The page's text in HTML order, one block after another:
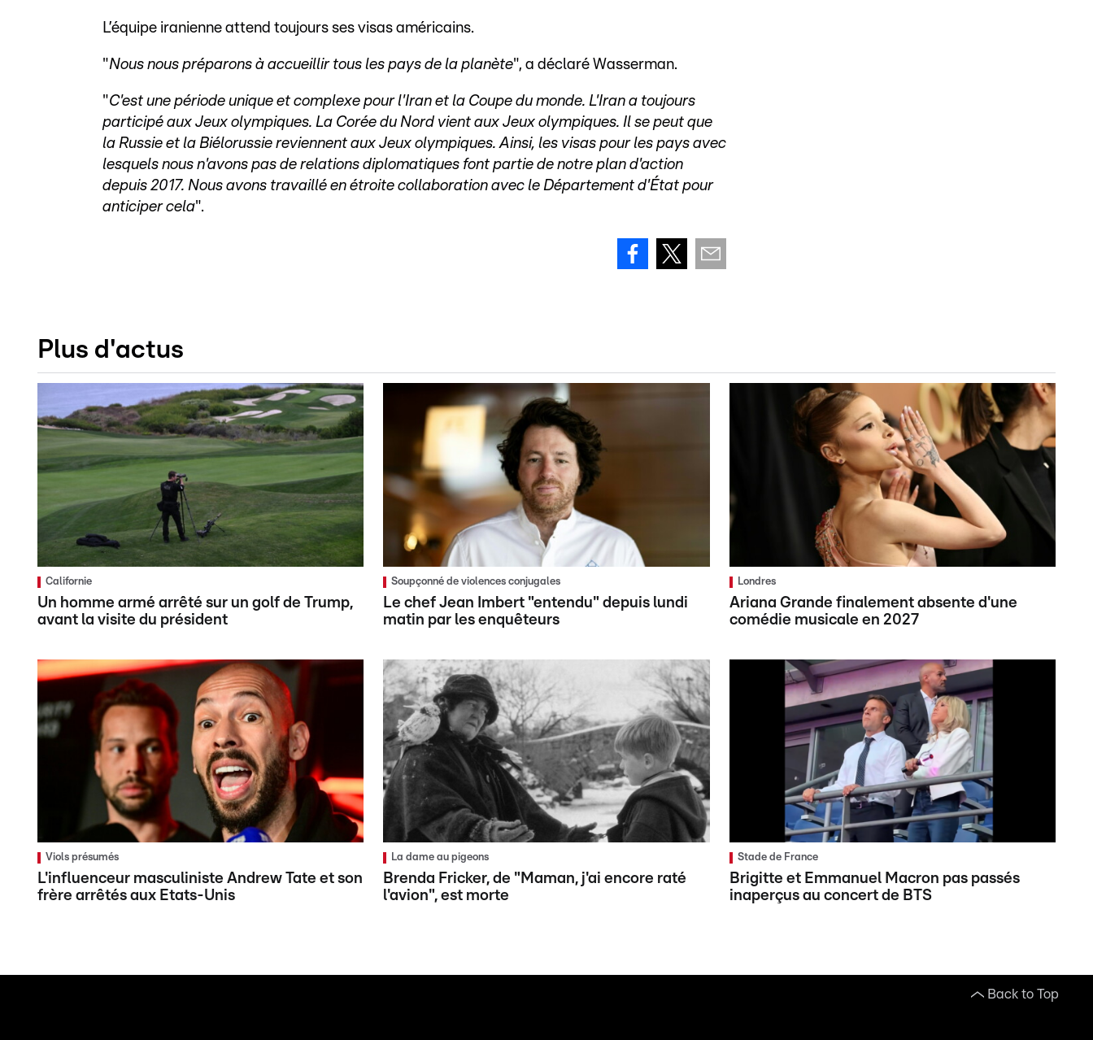
L’équipe iranienne attend toujours ses visas américains.
"Nous nous préparons à accueillir tous les pays de la planète", a déclaré Wasserman.
"C'est une période unique et complexe pour l'Iran et la Coupe du monde. L'Iran a toujours
participé aux Jeux olympiques. La Corée du Nord vient aux Jeux olympiques. Il se peut que
la Russie et la Biélorussie reviennent aux Jeux olympiques. Ainsi, les visas pour les pays avec
lesquels nous n'avons pas de relations diplomatiques font partie de notre plan d'action
depuis 2017. Nous avons travaillé en étroite collaboration avec le Département d'État pour
anticiper cela".
Plus d'actus
Californie
Un homme armé arrêté sur un golf de Trump,
avant la visite du président
Soupçonné de violences conjugales
Le chef Jean Imbert "entendu" depuis lundi
matin par les enquêteurs
Londres
Ariana Grande finalement absente d'une
comédie musicale en 2027
Viols présumés
L'influenceur masculiniste Andrew Tate et son
frère arrêtés aux Etats-Unis
La dame au pigeons
Brenda Fricker, de "Maman, j'ai encore raté
l'avion", est morte
Stade de France
Brigitte et Emmanuel Macron pas passés
inaperçus au concert de BTS
Back to Top